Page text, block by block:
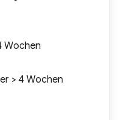
Wochen
> 4 Wochen